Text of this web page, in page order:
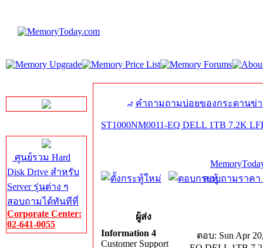
ศูนย์รวม Hard
Disk Drive สำหรับ
Server รุ่นต่าง ๆ
สอบถามได้ทันทีที่
Corporate Center:
02-641-0055
คำถามถามบ่อยของกระดานข่
ST1000NM0011-EQ DELL 1TB 7.2K
สอบถามราคา
ผู้ส่ง
Information 4
Customer Support
ตอบ: Sun Apr